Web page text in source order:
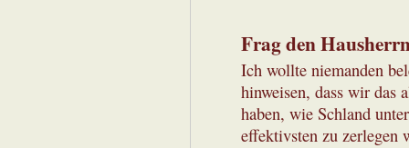
Frag den
Ich wollte niemanden
hinweisen, dass wir das
haben, wie Schland
effektivsten zu zerlegen